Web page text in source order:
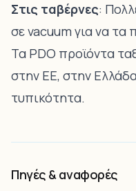
Στις ταβέρνες:
σε vacuum για να τα
Τα PDO προϊόντα
στην ΕΕ, στην
τυπικότητα.
Πηγές & αναφορές